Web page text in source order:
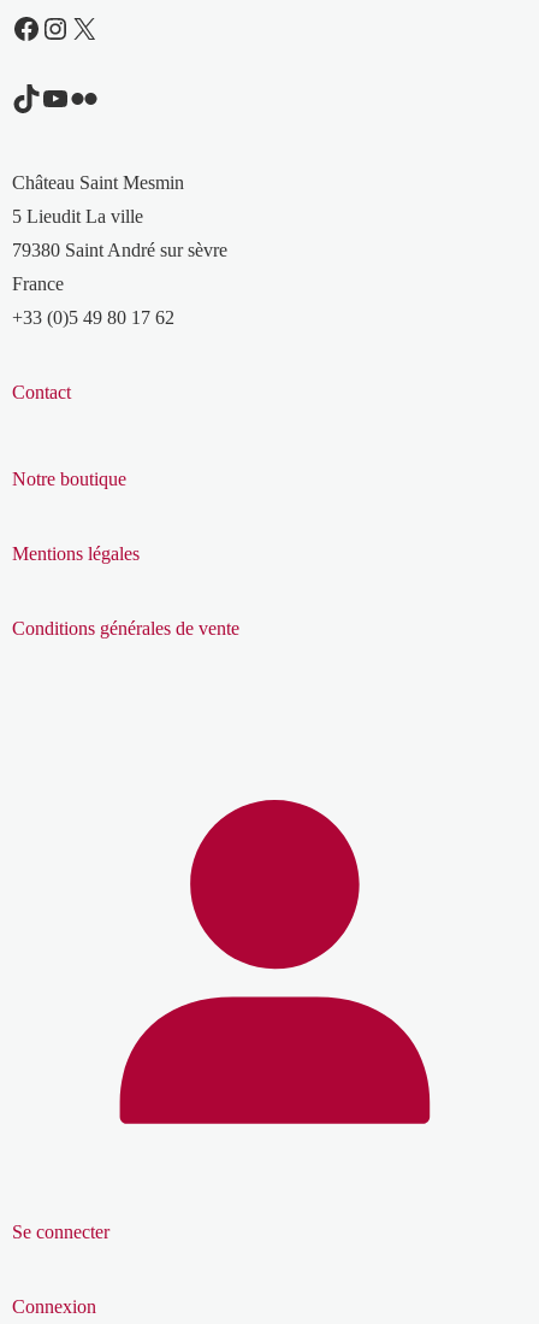
Facebook
Instagram
X
TikTok
YouTube
Flickr
Château Saint Mesmin
5 Lieudit La ville
79380 Saint André sur sèvre
France
+33 (0)5 49 80 17 62
Contact
Notre boutique
Mentions légales
Conditions générales de vente
Se connecter
Connexion